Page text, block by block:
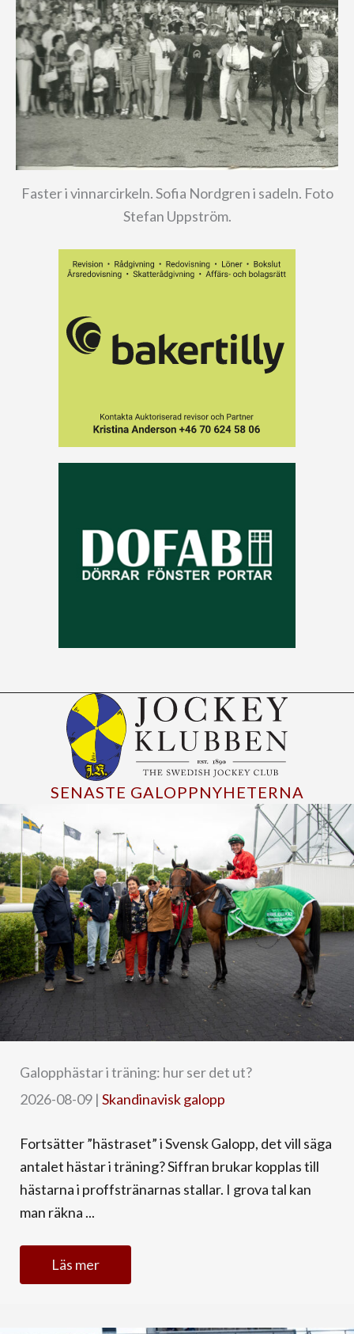
Faster i vinnarcirkeln. Sofia Nordgren i sadeln. Foto
Stefan Uppström.
SENASTE GALOPPNYHETERNA
Galopphästar i träning: hur ser det ut?
2026-08-09 | Skandinavisk galopp
Fortsätter ”hästraset” i Svensk Galopp, det vill säga
antalet hästar i träning? Siffran brukar kopplas till
hästarna i proffstränarnas stallar. I grova tal kan
man räkna ...
Läs mer